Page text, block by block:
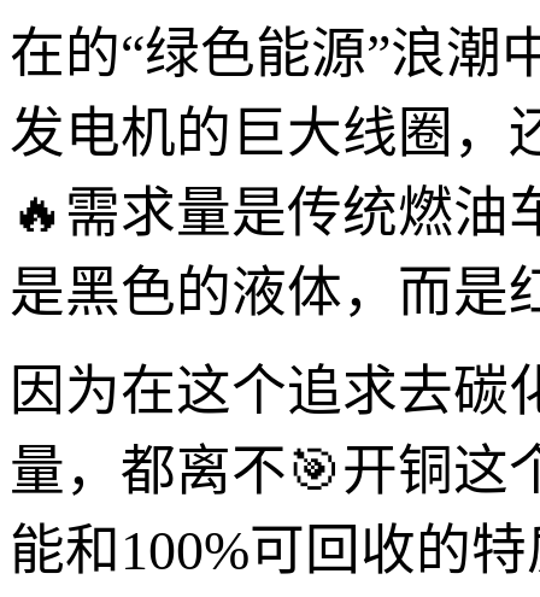
在的“绿色能源”浪潮
发电机的巨大线圈，
🔥需求量是传统燃油
是黑色的液体，而是
因为在这个追求去碳
量，都离不🎯开铜这
能和100%可回收的